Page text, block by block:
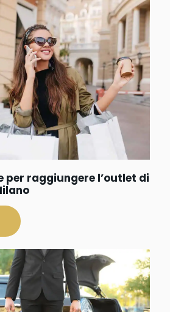
per raggiungere l’outlet di